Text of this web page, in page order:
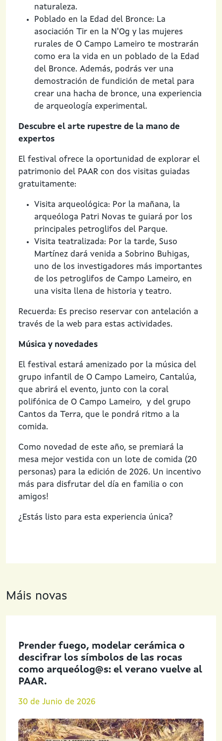
naturaleza.
Poblado en la Edad del Bronce: La
asociación Tir en la N'Og y las mujeres
rurales de O Campo Lameiro te mostrarán
como era la vida en un poblado de la Edad
del Bronce. Además, podrás ver una
demostración de fundición de metal para
crear una hacha de bronce, una experiencia
de arqueología experimental.
Descubre el arte rupestre de la mano de
expertos
El festival ofrece la oportunidad de explorar el
patrimonio del PAAR con dos visitas guiadas
gratuitamente:
Visita arqueológica: Por la mañana, la
arqueóloga Patri Novas te guiará por los
principales petroglifos del Parque.
Visita teatralizada: Por la tarde, Suso
Martínez dará venida a Sobrino Buhigas,
uno de los investigadores más importantes
de los petroglifos de Campo Lameiro, en
una visita llena de historia y teatro.
Recuerda: Es preciso reservar con antelación a
través de la web para estas actividades.
Música y novedades
El festival estará amenizado por la música del
grupo infantil de O Campo Lameiro, Cantalúa,
que abrirá el evento, junto con la coral
polifónica de O Campo Lameiro, y del grupo
Cantos da Terra, que le pondrá ritmo a la
comida.
Como novedad de este año, se premiará la
mesa mejor vestida con un lote de comida (20
personas) para la edición de 2026. Un incentivo
más para disfrutar del día en familia o con
amigos!
¿Estás listo para esta experiencia única?
Máis novas
Prender fuego, modelar cerámica o
descifrar los símbolos de las rocas
como arqueólog@s: el verano vuelve al
PAAR.
30 de Junio de 2026